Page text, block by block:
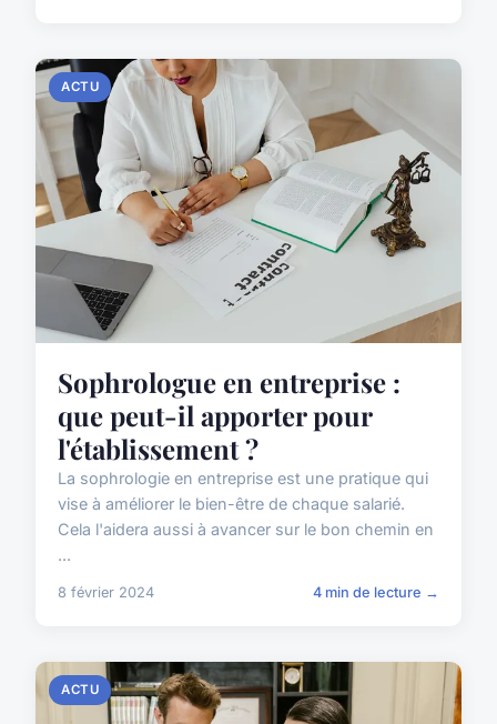
ACTU
Sophrologue en entreprise :
que peut-il apporter pour
l'établissement ?
La sophrologie en entreprise est une pratique qui
vise à améliorer le bien-être de chaque salarié.
Cela l'aidera aussi à avancer sur le bon chemin en
...
8 février 2024 4 min de lecture →
ACTU